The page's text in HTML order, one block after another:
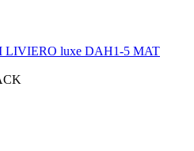
LIVIERO luxe DAH1-5 MAT